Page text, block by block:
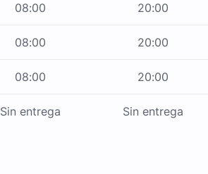
08:00 20:00
08:00 20:00
08:00 20:00
Sin entrega Sin entrega